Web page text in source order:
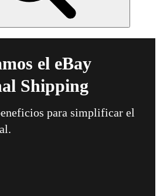
el eBay
Shipping
para simplificar el